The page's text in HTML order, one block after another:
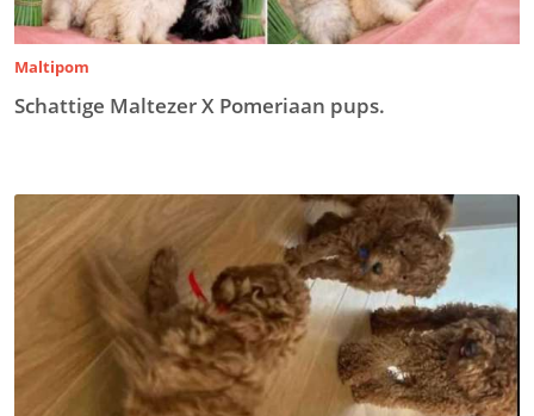
Maltipom
Schattige Maltezer X Pomeriaan pups.